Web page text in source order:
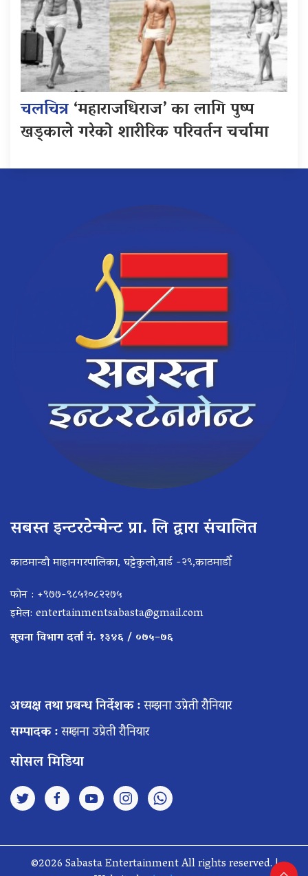
चलचित्र‘महाराजधिराज’ का लागि पुष्प
खड्काले गरेको शारीरिक परिवर्तन चर्चामा
सबस्त इन्टरटेन्मेन्ट प्रा. लि द्वारा संचालित
काठमान्डौ माहानगरपालिका, घट्टेकुलो,वार्ड -२९,काठमाडौँ
फोन : +९७७-९८५१०८२२७५
इमेल: entertainmentsabasta@gmail.com
सूचना विभाग दर्ता नं. १३४६ / ०७५–७६
अध्यक्ष तथा प्रबन्ध निर्देशक :सम्झना उप्रेती रौनियार
सम्पादक :सम्झना उप्रेती रौनियार
सोसल मिडिया
©2026 Sabasta Entertainment All rights reserved. |